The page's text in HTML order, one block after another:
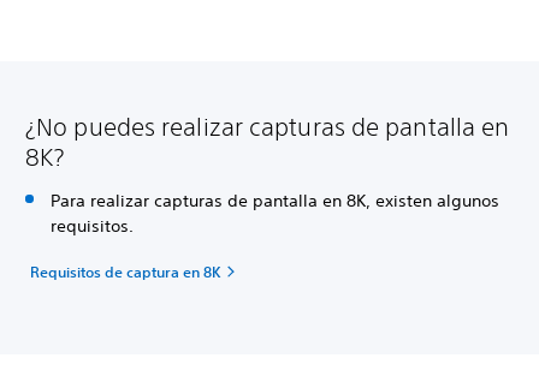
¿No puedes realizar capturas de pantalla en
8K?
Para realizar capturas de pantalla en 8K, existen algunos
requisitos.
Requisitos de captura en 8K